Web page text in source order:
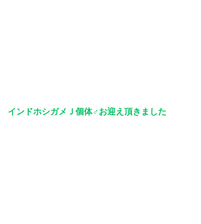
インドホシガメＪ個体♂お迎え頂きました